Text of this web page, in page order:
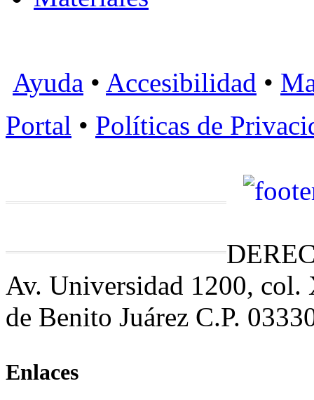
Ayuda • Accesibilidad •
Portal • Políticas de
Av. Universidad 1200,
de Benito Juárez C.P.
Enlaces